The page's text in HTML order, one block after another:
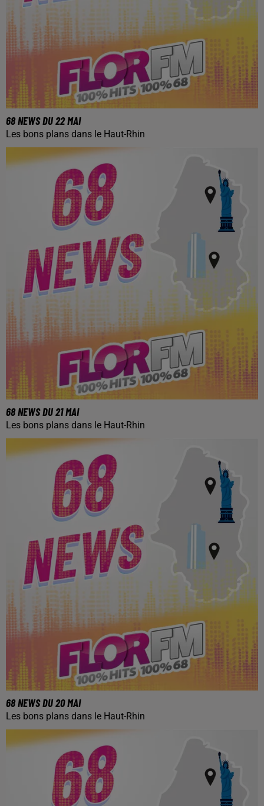
68 NEWS DU 22 MAI
Les bons plans dans le Haut-Rhin
68 NEWS DU 21 MAI
Les bons plans dans le Haut-Rhin
68 NEWS DU 20 MAI
Les bons plans dans le Haut-Rhin